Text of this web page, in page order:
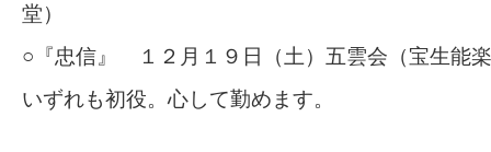
堂）
○『忠信』 １２月１９日（土）五雲会（宝生能
いずれも初役。心して勤めます。